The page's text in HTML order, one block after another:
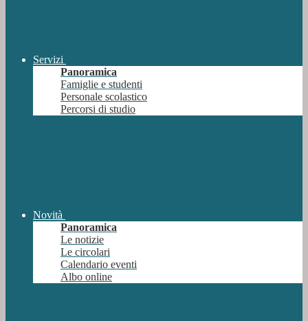
Servizi
Panoramica
Famiglie e studenti
Personale scolastico
Percorsi di studio
Novità
Panoramica
Le notizie
Le circolari
Calendario eventi
Albo online